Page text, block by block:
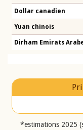
Dollar canadien
Yuan chinois
Dirham Emirats
*estimations 2025